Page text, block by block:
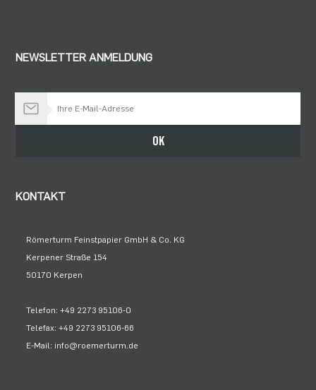
NEWSLETTER ANMELDUNG
OK
KONTAKT
Römerturm Feinstpapier GmbH & Co. KG
Kerpener Straße 154
50170 Kerpen
Telefon: +49 2273 95106-0
Telefax: +49 2273 95106-66
E-Mail: info@roemerturm.de